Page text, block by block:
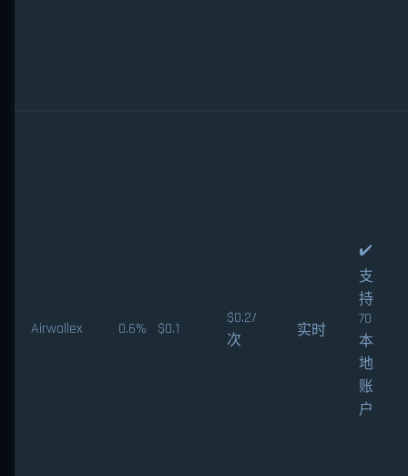
Airwallex 0.6% $0.1
$0.2/
次
实时
✔️
支
持
70
本
地
账
户